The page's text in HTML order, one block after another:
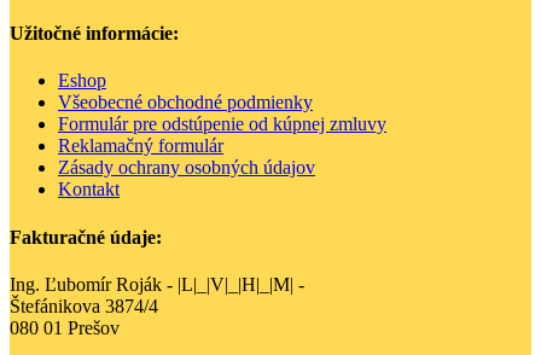
Užitočné informácie:
Eshop
Všeobecné obchodné podmienky
Formulár pre odstúpenie od kúpnej zmluvy
Reklamačný formulár
Zásady ochrany osobných údajov
Kontakt
Fakturačné údaje:
Ing. Ľubomír Roják - |L|_|V|_|H|_|M| -
Štefánikova 3874/4
080 01 Prešov